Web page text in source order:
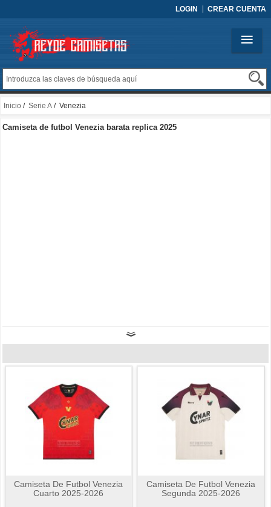
LOGIN CREAR CUENTA
Inicio / Serie A / Venezia
Camiseta de futbol Venezia barata replica 2025
Camiseta De Futbol Venezia
Cuarto 2025-2026
Camiseta De Futbol Venezia
Segunda 2025-2026